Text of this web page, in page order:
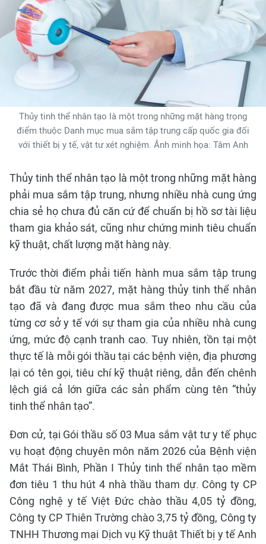
Thủy tinh thể nhân tạo là một trong những mặt hàng trọng
điểm thuộc Danh mục mua sắm tập trung cấp quốc gia đối
với thiết bị y tế, vật tư xét nghiệm. Ảnh minh họa: Tâm Anh
Thủy tinh thể nhân tạo là một trong những mặt hàng
phải mua sắm tập trung, nhưng nhiều nhà cung ứng
chia sẻ họ chưa đủ căn cứ để chuẩn bị hồ sơ tài liệu
tham gia khảo sát, cũng như chứng minh tiêu chuẩn
kỹ thuật, chất lượng mặt hàng này.
Trước thời điểm phải tiến hành mua sắm tập trung
bắt đầu từ năm 2027, mặt hàng thủy tinh thể nhân
tạo đã và đang được mua sắm theo nhu cầu của
từng cơ sở y tế với sự tham gia của nhiều nhà cung
ứng, mức độ cạnh tranh cao. Tuy nhiên, tồn tại một
thực tế là mỗi gói thầu tại các bệnh viện, địa phương
lại có tên gọi, tiêu chí kỹ thuật riêng, dẫn đến chênh
lệch giá cả lớn giữa các sản phẩm cùng tên “thủy
tinh thể nhân tạo”.
Đơn cử, tại Gói thầu số 03 Mua sắm vật tư y tế phục
vụ hoạt động chuyên môn năm 2026 của Bệnh viện
Mắt Thái Bình, Phần I Thủy tinh thể nhân tạo mềm
đơn tiêu 1 thu hút 4 nhà thầu tham dự. Công ty CP
Công nghệ y tế Việt Đức chào thầu 4,05 tỷ đồng,
Công ty CP Thiên Trường chào 3,75 tỷ đồng, Công ty
TNHH Thương mại Dịch vụ Kỹ thuật Thiết bị y tế Anh